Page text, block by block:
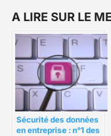
A LIRE SUR LE
Sécurité des données
en entreprise : n°1 des